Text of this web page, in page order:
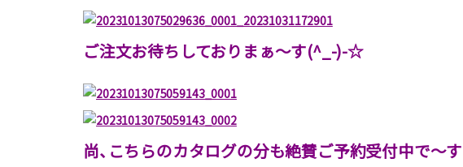
ご注文お待ちしておりまぁ～す(^_-)-☆
尚、こちらのカタログの分も絶賛ご予約受付中で～